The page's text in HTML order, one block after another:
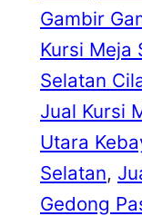
Gambir
Kursi Meja
Selatan
Jual Kursi
Utara
Selatan,
Gedong